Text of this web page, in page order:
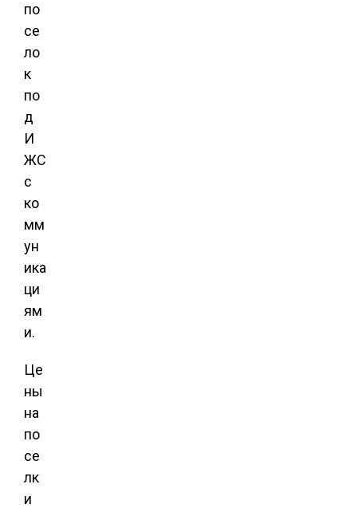
по
се
ло
к
по
д
И
ЖС
с
ко
мм
ун
ика
ци
ям
и.
Це
ны
на
по
се
лк
и